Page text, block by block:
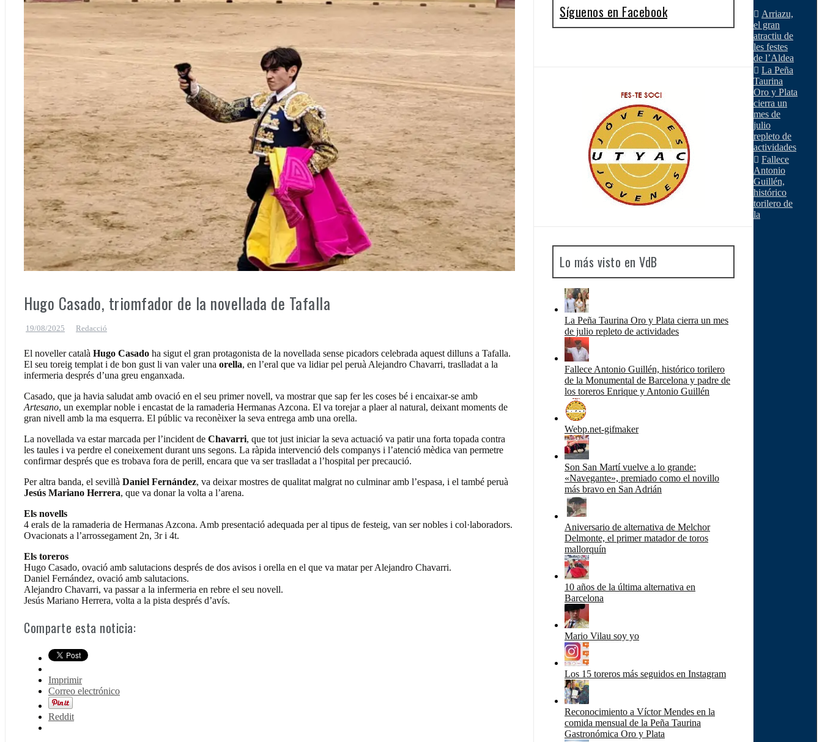
Hugo Casado, triomfador de la novellada de Tafalla
19/08/2025 Redacció
El noveller català Hugo Casado ha sigut el gran protagonista de la novellada sense picadors celebrada aquest dilluns a Tafalla.
El seu toreig templat i de bon gust li van valer una orella, en l’eral que va lidiar pel peruà Alejandro Chavarri, traslladat a la
infermeria després d’una greu enganxada.
Casado, que ja havia saludat amb ovació en el seu primer novell, va mostrar que sap fer les coses bé i encaixar-se amb
Artesano, un exemplar noble i encastat de la ramaderia Hermanas Azcona. El va torejar a plaer al natural, deixant moments de
gran nivell amb la ma esquerra. El públic va reconèixer la seva entrega amb una orella.
La novellada va estar marcada per l’incident de Chavarri, que tot just iniciar la seva actuació va patir una forta topada contra
les taules i va perdre el coneixement durant uns segons. La ràpida intervenció dels companys i l’atenció mèdica van permetre
confirmar després que es trobava fora de perill, encara que va ser traslladat a l’hospital per precaució.
Per altra banda, el sevillà Daniel Fernández, va deixar mostres de qualitat malgrat no culminar amb l’espasa, i el també peruà
Jesús Mariano Herrera, que va donar la volta a l’arena.
Els novells
4 erals de la ramaderia de Hermanas Azcona. Amb presentació adequada per al tipus de festeig, van ser nobles i col·laboradors.
Ovacionats a l’arrossegament 2n, 3r i 4t.
Els toreros
Hugo Casado, ovació amb salutacions després de dos avisos i orella en el que va matar per Alejandro Chavarri.
Daniel Fernández, ovació amb salutacions.
Alejandro Chavarri, va passar a la infermeria en rebre el seu novell.
Jesús Mariano Herrera, volta a la pista després d’avís.
Comparte esta noticia:
Imprimir
Correo electrónico
Reddit
Síguenos en Facebook
Lo más visto en VdB
La Peña Taurina Oro y Plata cierra un mes
de julio repleto de actividades
Fallece Antonio Guillén, histórico torilero
de la Monumental de Barcelona y padre de
los toreros Enrique y Antonio Guillén
Webp.net-gifmaker
Son San Martí vuelve a lo grande:
«Navegante», premiado como el novillo
más bravo en San Adrián
Aniversario de alternativa de Melchor
Delmonte, el primer matador de toros
mallorquín
10 años de la última alternativa en
Barcelona
Mario Vilau soy yo
Los 15 toreros más seguidos en Instagram
Reconocimiento a Víctor Mendes en la
comida mensual de la Peña Taurina
Gastronómica Oro y Plata
Arriazu,
el gran
atractiu de
les festes
de l’Aldea
La Peña
Taurina
Oro y Plata
cierra un
mes de
julio
repleto de
actividades
Fallece
Antonio
Guillén,
histórico
torilero de
la